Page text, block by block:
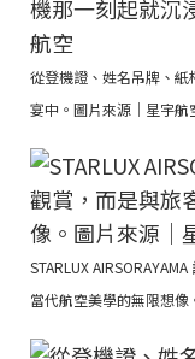
從登機證、姓名吊牌、
宴中。圖片來源｜星宇航
STARLUX
當代航空美學的無限想